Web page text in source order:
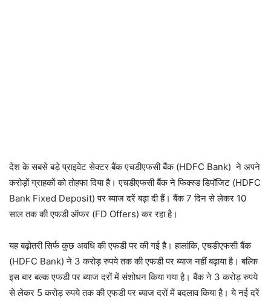
देश के सबसे बड़े प्राइवेट सेक्टर बैंक एचडीएफसी बैंक (HDFC Bank) ने अपने
करोड़ों ग्राहकों को तोहफा दिया है। एचडीएफसी बैंक ने फिक्स्ड डिपॉजिट (HDFC
Bank Fixed Deposit) पर ब्याज दरें बढ़ा दी हैं। बैंक 7 दिन से लेकर 10
साल तक की एफडी ऑफर (FD Offers) कर रहा है।
यह बढ़ोतरी सिर्फ कुछ अवधि की एफडी पर की गई है। हालांकि, एचडीएफसी बैंक
(HDFC Bank) ने 3 करोड़ रुपये तक की एफडी पर ब्याज नहीं बढ़ाया है। बल्कि
इस बार बल्क एफडी पर ब्याज दरों में संशोधन किया गया है। बैंक ने 3 करोड़ रुपये
से लेकर 5 करोड़ रुपये तक की एफडी पर ब्याज दरों में बदलाव किया है। ये नई दरें